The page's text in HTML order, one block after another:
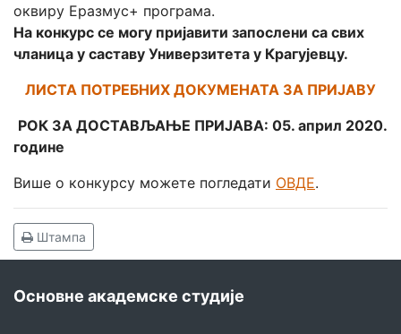
оквиру Еразмус+ програма.
На конкурс се могу пријавити запослени са свих
чланица у саставу Универзитета у Крагујевцу.
ЛИСТА ПОТРЕБНИХ ДОКУМЕНАТА ЗА ПРИЈАВУ
РОК ЗА ДОСТАВЉАЊЕ ПРИЈАВА: 05. април 2020.
године
Више о конкурсу можете погледати ОВДЕ.
Штампа
Основне академске студије